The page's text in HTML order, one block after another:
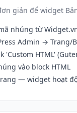
giản để widget
nhúng từ
Admin → Trang/
'Custom HTML'
vào block HTML
— widget hoạt